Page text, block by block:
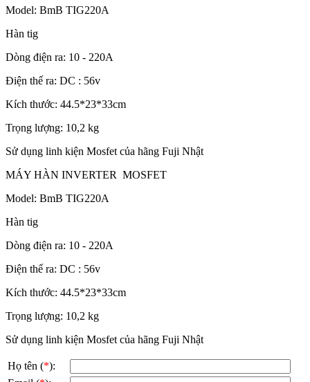
Model: BmB TIG220A
Hàn tig
Dòng điện ra: 10 - 220A
Điện thế ra: DC : 56v
Kích thước: 44.5*23*33cm
Trọng lượng: 10,2 kg
Sử dụng linh kiện Mosfet của hãng Fuji Nhật
MÁY HÀN INVERTER MOSFET
Model: BmB TIG220A
Hàn tig
Dòng điện ra: 10 - 220A
Điện thế ra: DC : 56v
Kích thước: 44.5*23*33cm
Trọng lượng: 10,2 kg
Sử dụng linh kiện Mosfet của hãng Fuji Nhật
Họ tên (*):